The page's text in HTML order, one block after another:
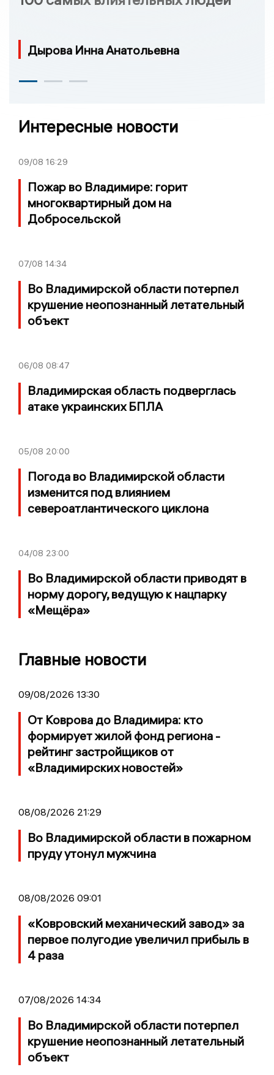
Дырова Инна Анатольевна
Интересные новости
09/08 16:29
Пожар во Владимире: горит
многоквартирный дом на
Добросельской
07/08 14:34
Во Владимирской области потерпел
крушение неопознанный летательный
объект
06/08 08:47
Владимирская область подверглась
атаке украинских БПЛА
05/08 20:00
Погода во Владимирской области
изменится под влиянием
североатлантического циклона
04/08 23:00
Во Владимирской области приводят в
норму дорогу, ведущую к нацпарку
«Мещёра»
Главные новости
09/08/2026 13:30
От Коврова до Владимира: кто
формирует жилой фонд региона -
рейтинг застройщиков от
«Владимирских новостей»
08/08/2026 21:29
Во Владимирской области в пожарном
пруду утонул мужчина
08/08/2026 09:01
«Ковровский механический завод» за
первое полугодие увеличил прибыль в
4 раза
07/08/2026 14:34
Во Владимирской области потерпел
крушение неопознанный летательный
объект